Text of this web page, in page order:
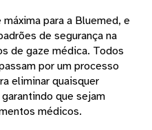
para a Bluemed, e
de segurança na
de gaze médica. Todos
por um processo
eliminar quaisquer
que sejam
médicos.